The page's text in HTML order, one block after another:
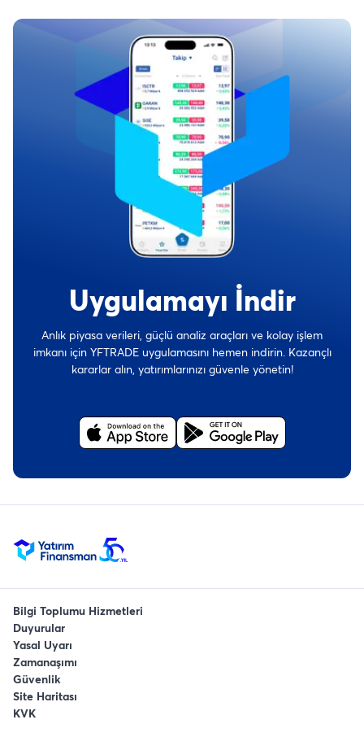
Uygulamayı İndir
Anlık piyasa verileri, güçlü analiz araçları ve kolay işlem
imkanı için YFTRADE uygulamasını hemen indirin. Kazançlı
kararlar alın, yatırımlarınızı güvenle yönetin!
Bilgi Toplumu Hizmetleri
Duyurular
Yasal Uyarı
Zamanaşımı
Güvenlik
Site Haritası
KVK